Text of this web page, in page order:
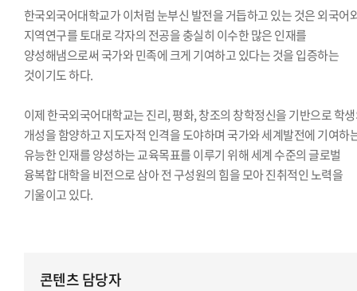
한국외국어대학교가 이처럼 눈부신 발전을 거듭하고 있는 것은 외국어
지역연구를 토대로 각자의 전공을 충실히 이수한 많은 인재를
양성해냄으로써 국가와 민족에 크게 기여하고 있다는 것을 입증하는
것이기도 하다.
이제 한국외국어대학교는 진리, 평화, 창조의 창학정신을 기반으로 학
개성을 함양하고 지도자적 인격을 도야하며 국가와 세계발전에 기여하
유능한 인재를 양성하는 교육목표를 이루기 위해 세계 수준의 글로벌
융복합 대학을 비전으로 삼아 전 구성원의 힘을 모아 진취적인 노력을
기울이고 있다.
콘텐츠 담당자